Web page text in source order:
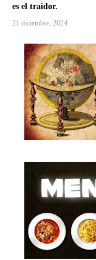
es el traidor.
21 diciembre, 2024